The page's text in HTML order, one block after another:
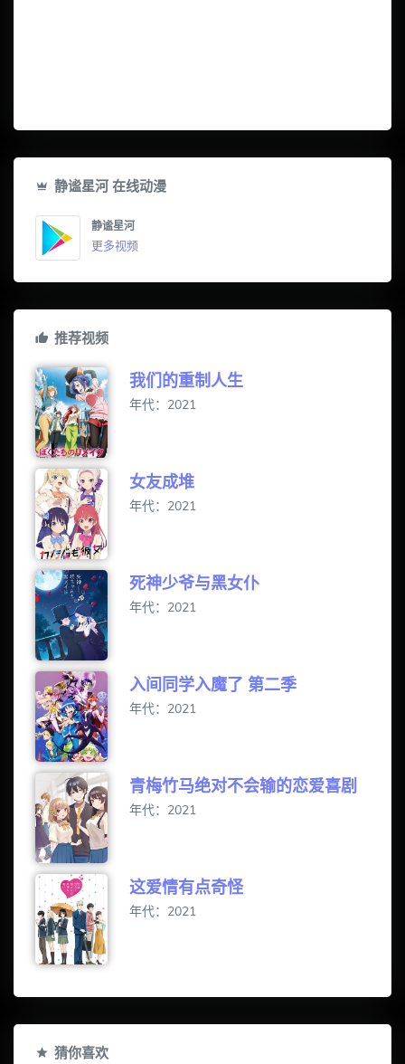
静谧星河 在线动漫
静谧星河
更多视频
推荐视频
我们的重制人生
年代：2021
女友成堆
年代：2021
死神少爷与黑女仆
年代：2021
入间同学入魔了 第二季
年代：2021
青梅竹马绝对不会输的恋爱喜剧
年代：2021
这爱情有点奇怪
年代：2021
猜你喜欢